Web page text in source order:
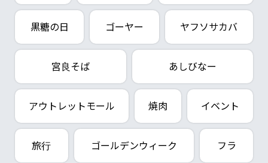
黒糖の日 ゴーヤー ヤフソサカバ
宮良そば あしびなー
アウトレットモール 焼肉 イベント
旅行 ゴールデンウィーク フラ